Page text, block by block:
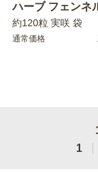
ハーブ フェンネ
約120粒 実咲 袋
通常価格
1